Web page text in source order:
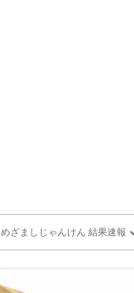
めざましじゃんけん 結果速報